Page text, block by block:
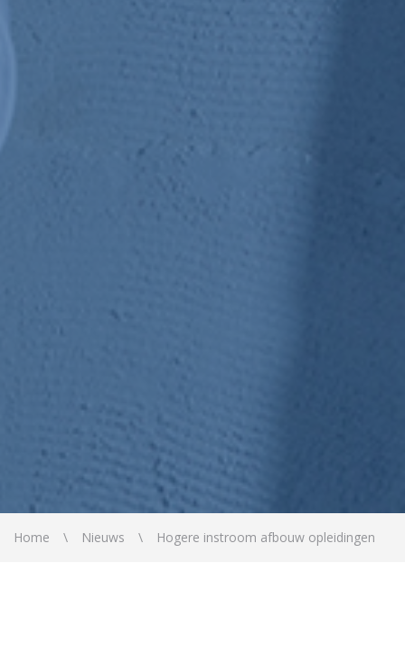
Home Nieuws Hogere instroom afbouw opleidingen